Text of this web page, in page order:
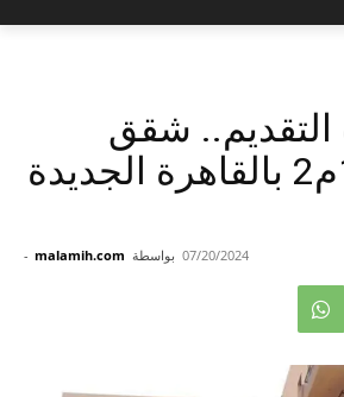
التقديم.. شقق
سكنية 137م2 بالقاهرة الجديدة
بواسطة malamih.com
- 07/20/2024